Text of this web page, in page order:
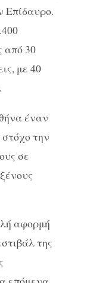
Επίδαυρο.
από 30
με 40
έναν
την
σε
αφορμή
της